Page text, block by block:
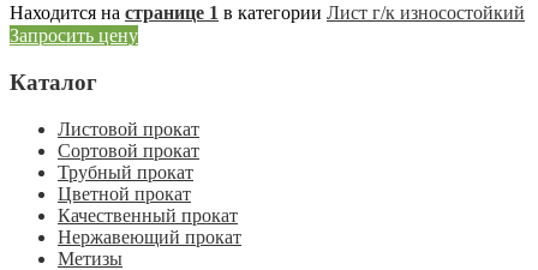
Находится на странице 1 в категории Лист г/к износостойкий
Запросить цену
Каталог
Листовой прокат
Сортовой прокат
Трубный прокат
Цветной прокат
Качественный прокат
Нержавеющий прокат
Метизы